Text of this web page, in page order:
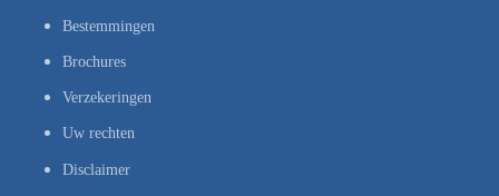
Bestemmingen
Brochures
Verzekeringen
Uw rechten
Disclaimer